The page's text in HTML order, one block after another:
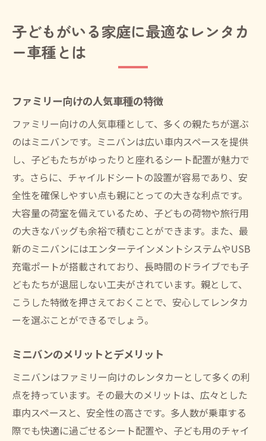
子どもがいる家庭に最適なレンタカ
ー車種とは
ファミリー向けの人気車種の特徴
ファミリー向けの人気車種として、多くの親たちが選ぶ
のはミニバンです。ミニバンは広い車内スペースを提供
し、子どもたちがゆったりと座れるシート配置が魅力で
す。さらに、チャイルドシートの設置が容易であり、安
全性を確保しやすい点も親にとっての大きな利点です。
大容量の荷室を備えているため、子どもの荷物や旅行用
の大きなバッグも余裕で積むことができます。また、最
新のミニバンにはエンターテインメントシステムやUSB
充電ポートが搭載されており、長時間のドライブでも子
どもたちが退屈しない工夫がされています。親として、
こうした特徴を押さえておくことで、安心してレンタカ
ーを選ぶことができるでしょう。
ミニバンのメリットとデメリット
ミニバンはファミリー向けのレンタカーとして多くの利
点を持っています。その最大のメリットは、広々とした
車内スペースと、安全性の高さです。多人数が乗車する
際でも快適に過ごせるシート配置や、子ども用のチャイ